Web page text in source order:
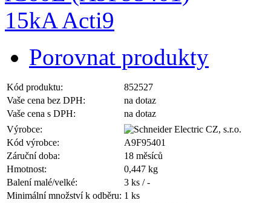
Porovnat produkty
Kód produktu:
852527
Vaše cena bez DPH:
na dotaz
Vaše cena s DPH:
na dotaz
Výrobce:
Kód výrobce:
A9F95401
Záruční doba:
18 měsíců
Hmotnost:
0,447 kg
Balení malé/velké:
3 ks / -
Minimální množství k odběru: 1 ks